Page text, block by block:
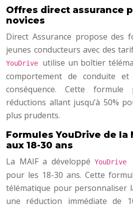
Offres direct assurance
novices
Direct Assurance propose des
jeunes conducteurs avec des
YouDrive utilise un boîtier
comportement de conduite
conséquence. Cette
réductions allant jusqu’à 50%
plus prudents.
Formules YouDrive de la
aux 18-30 ans
La MAIF a développé YouDrive
pour les 18-30 ans. Cette
télématique pour personnaliser
une réduction immédiate de